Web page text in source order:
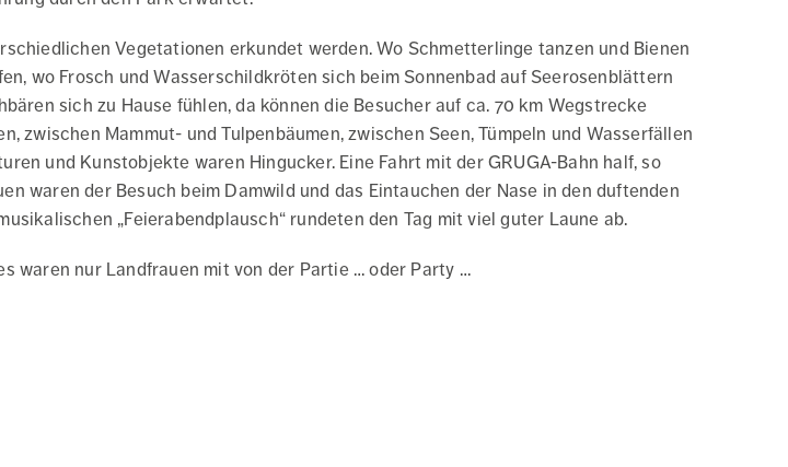
Vegetationen erkundet werden. Wo Schmetterlinge tanzen und Bienen
wo Frosch und Wasserschildkröten sich beim Sonnenbad auf Seerosenblättern
sich zu Hause fühlen, da können die Besucher auf ca. 70 km Wegstrecke
Mammut- und Tulpenbäumen, zwischen Seen, Tümpeln und Wasserfällen
und Kunstobjekte waren Hingucker. Eine Fahrt mit der GRUGA-Bahn half, so
waren der Besuch beim Damwild und das Eintauchen der Nase in den duftenden
„Feierabendplausch“ rundeten den Tag mit viel guter Laune ab.
waren nur Landfrauen mit von der Partie … oder Party …